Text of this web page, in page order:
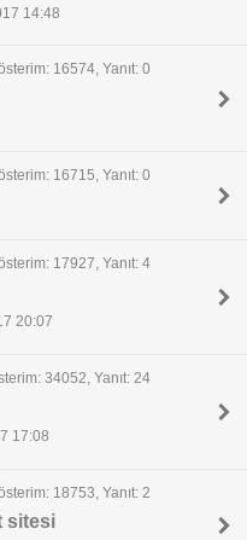
14:48
16574, Yanıt: 0
16715, Yanıt: 0
17927, Yanıt: 4
20:07
34052, Yanıt: 24
17:08
18753, Yanıt: 2
sitesi